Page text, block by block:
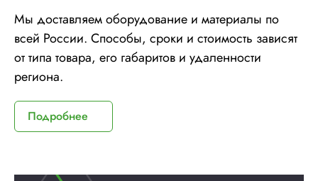
Мы доставляем оборудование и материалы по
всей России. Способы, сроки и стоимость зависят
от типа товара, его габаритов и удаленности
региона.
Подробнее